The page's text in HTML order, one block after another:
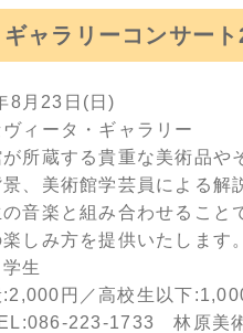
ャラリーコンサー
8月23日(日)
ヴィータ・ギャラリー
が所蔵する貴重な美術品や
、美術館学芸員による解
音楽と組み合わせること
しみ方を提供いたします。
生
:2,000円／高校生以下
223-1733 林原美